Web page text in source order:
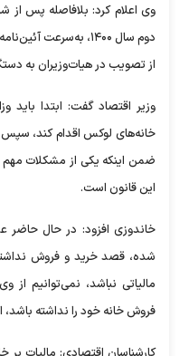
وی اعلام کرد: بلافاصله پس از
دوم سال ۱۴۰۰، به‌سرعت
از تصویب در هیات‌وزیران به
وزیر اقتصاد گفت: ابتدا
خانه‌های لوکس اقدام کند، سپس
ضمن اینکه یکی از مشکلات مهم
این قانون است.
خاندوزی افزود: در حال حاضر
شده، قصد خرید و فروش
مالیاتی نباشد، نمی‌توانیم
فروش خانه خود را نداشته باشد،